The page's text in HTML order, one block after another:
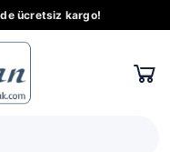
ücretsiz kargo!